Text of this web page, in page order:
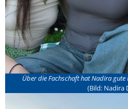
Über die Fachschaft hat Nadira gute
(Bild: Nadira